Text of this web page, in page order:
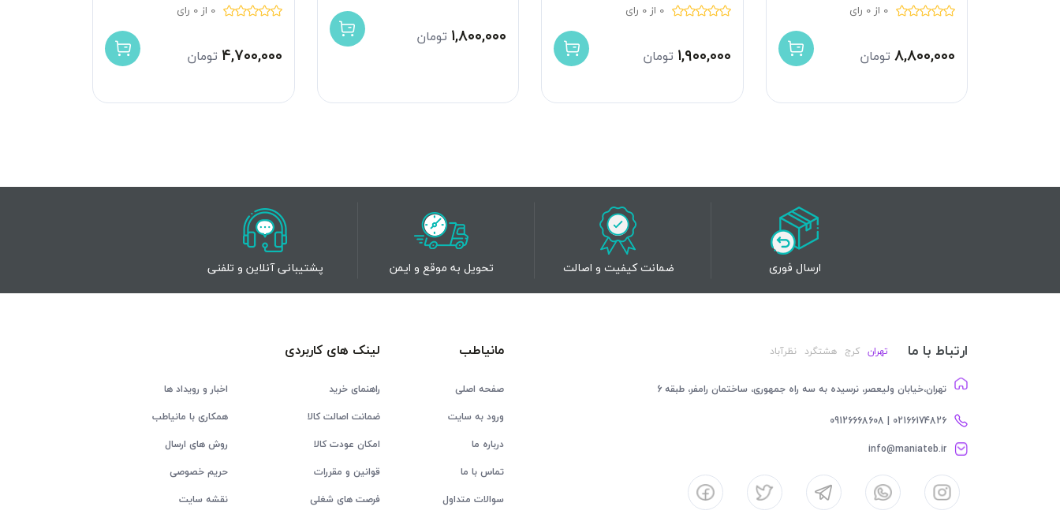
0 از 0 رای
۸,۸۰۰,۰۰۰ تومان
0 از 0 رای
۱,۹۰۰,۰۰۰ تومان
۱,۸۰۰,۰۰۰ تومان
0 از 0 رای
۴,۷۰۰,۰۰۰ تومان
ارسال فوری ضمانت کیفیت و اصالت تحویل به موقع و ایمن پشتیبانی آنلاین و تلفنی
ارتباط با ما تهران کرج هشتگرد نظرآباد
تهران،خیابان ولیعصر، نرسیده به سه راه جمهوری، ساختمان رامفر، طبقه 6
02166174826 | 09126668608
info@maniateb.ir
مانیاطب
صفحه اصلی
ورود به سایت
درباره ما
تماس با ما
سوالات متداول
لینک های کاربردی
راهنمای خرید
اخبار و رویداد ها
ضمانت اصالت کالا
همکاری با مانیاطب
امکان عودت کالا
روش های ارسال
قوانین و مقررات
حریم خصوصی
فرصت های شغلی
نقشه سایت